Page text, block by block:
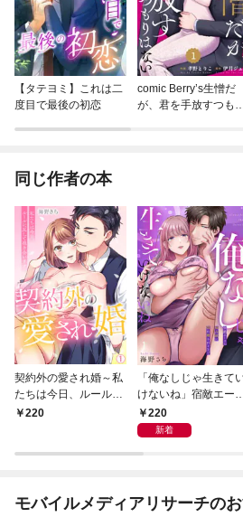
【タテヨミ】これは二
度目で最後の初恋
comic Berry’s生憎だ
が、君を手放すつもり
同じ作者の本
契約外の愛され婚～私
たちは今日、ルールに
反して抱き合います
220
「俺なしじゃ生きて
けないね」宿敵エース
の独占欲に惚れ崩され
るまで１
220
新着
モバイルメディアリサーチの